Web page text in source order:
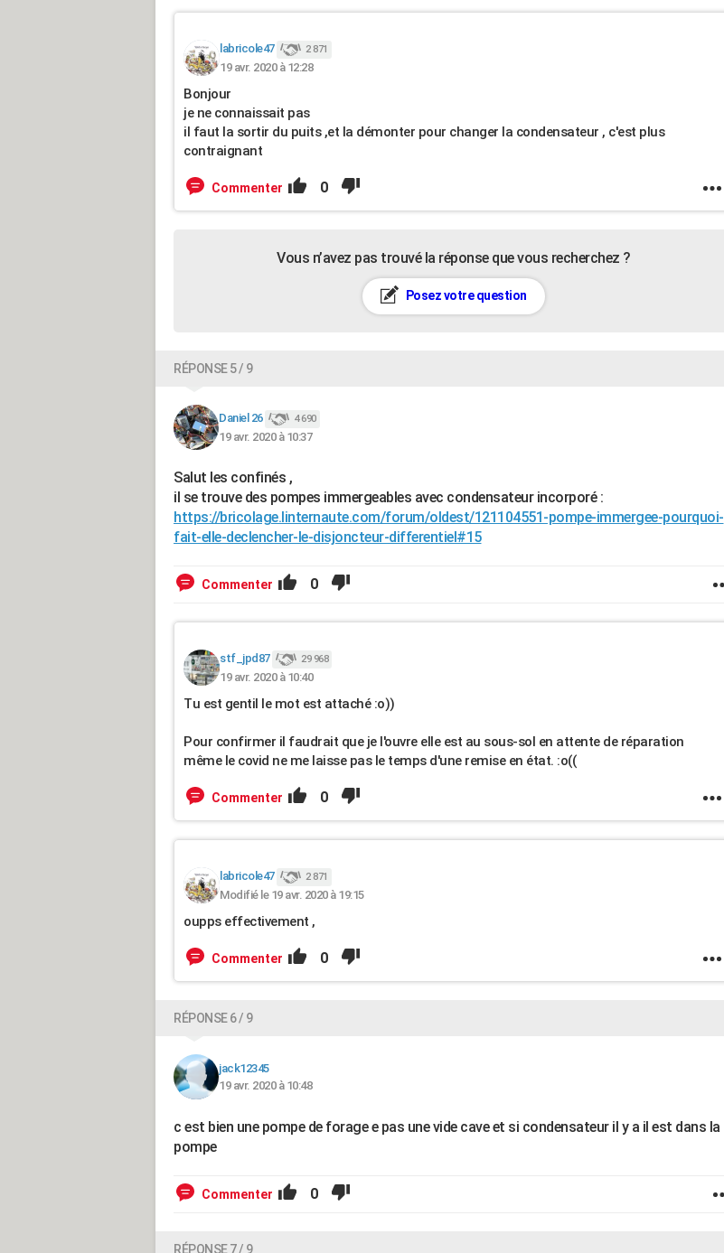
labricole47 2 871
19 avr. 2020 à 12:28
Bonjour
je ne connaissait pas
il faut la sortir du puits ,et la démonter pour changer la condensateur , c'est plus
contraignant
Commenter 0
Vous n’avez pas trouvé la réponse que vous recherchez ?
Posez votre question
RÉPONSE 5 / 9
Daniel 26 4 690
19 avr. 2020 à 10:37
Salut les confinés ,
il se trouve des pompes immergeables avec condensateur incorporé :
https://bricolage.linternaute.com/forum/oldest/121104551-pompe-immergee-pourquoi-
fait-elle-declencher-le-disjoncteur-differentiel#15
Commenter 0
stf_jpd87 29 968
19 avr. 2020 à 10:40
Tu est gentil le mot est attaché :o))
Pour confirmer il faudrait que je l'ouvre elle est au sous-sol en attente de réparation
même le covid ne me laisse pas le temps d'une remise en état. :o((
Commenter 0
labricole47 2 871
Modifié le 19 avr. 2020 à 19:15
oupps effectivement ,
Commenter 0
RÉPONSE 6 / 9
jack12345
19 avr. 2020 à 10:48
c est bien une pompe de forage e pas une vide cave et si condensateur il y a il est dans la
pompe
Commenter 0
RÉPONSE 7 / 9